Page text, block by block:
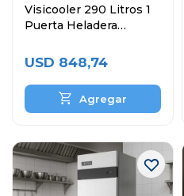
Visicooler 290 Litros 1
Puerta Heladera
USD 848,74